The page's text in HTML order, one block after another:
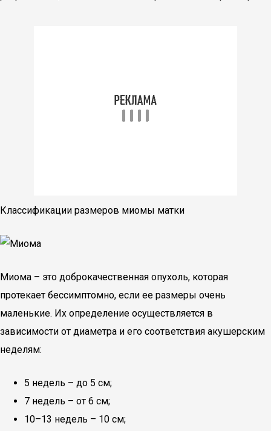
Классификации размеров миомы матки
Миома – это доброкачественная опухоль, которая
протекает бессимптомно, если ее размеры очень
маленькие. Их определение осуществляется в
зависимости от диаметра и его соответствия акушерским
неделям:
5 недель – до 5 см;
7 недель – от 6 см;
10–13 недель – 10 см;